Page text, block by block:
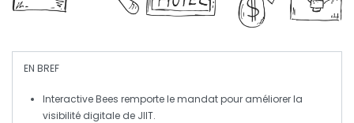
EN BREF
Interactive Bees remporte le mandat pour améliorer la
visibilité digitale de JIIT.